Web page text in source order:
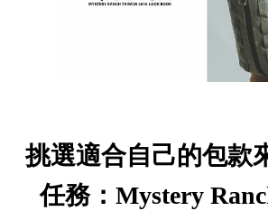
挑選適合自己的包款
任務：Mystery